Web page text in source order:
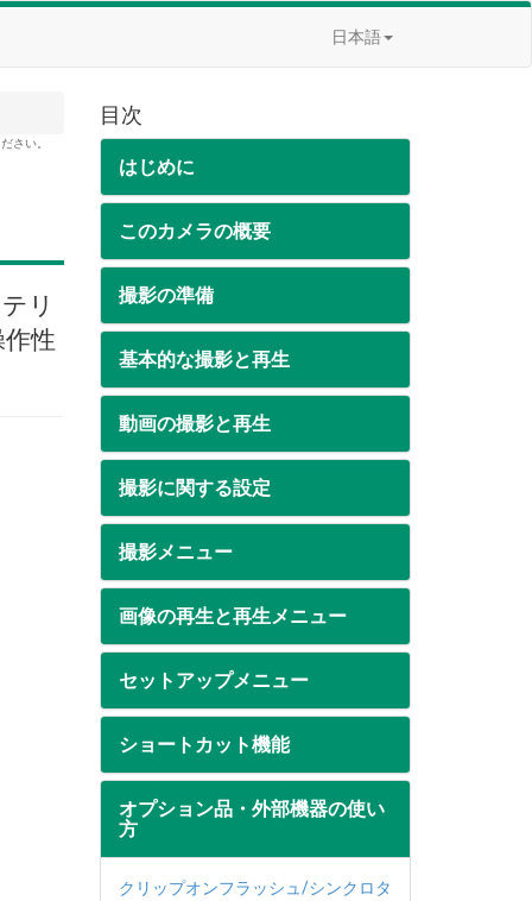
日本語
さい。
リ
性
目次
はじめに
このカメラの概要
撮影の準備
基本的な撮影と再生
動画の撮影と再生
撮影に関する設定
撮影メニュー
画像の再生と再生メニュー
セットアップメニュー
ショートカット機能
オプション品・外部機器の使い
方
クリップオンフラッシュ/シンクロタ